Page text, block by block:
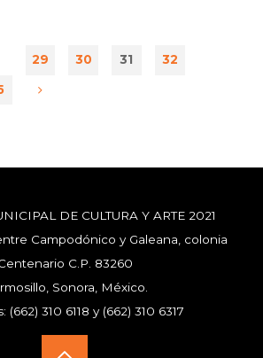
29 30 31 32
DE CULTURA Y ARTE 2021
Campodónico y Galeana, colonia
C.P. 83260
Sonora, México.
(662) 310 6118 y (662) 310 6317